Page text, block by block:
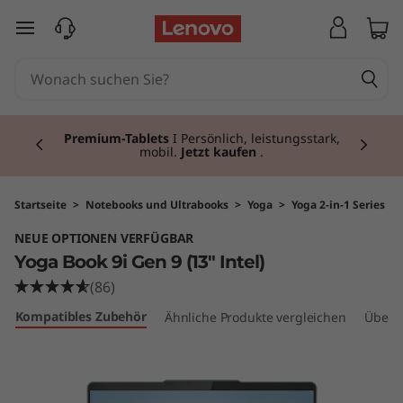
Y
o
o
k
9
zum Hauptinhalt springen
Premium-TabletsI Persönlich, leistungsstark,
mobil. Jetzt kaufen .
Startseite > Notebooks und Ultrabooks > Yoga > Yoga 2-in-1 Series
NEUE OPTIONEN VERFÜGBAR
Yoga Book 9i Gen 9 (13" Intel)
(86)
Kompatibles Zubehör Ähnliche Produkte vergleichen